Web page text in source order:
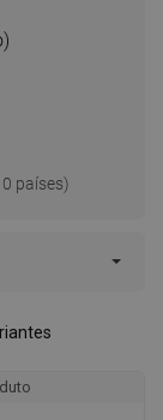
países)